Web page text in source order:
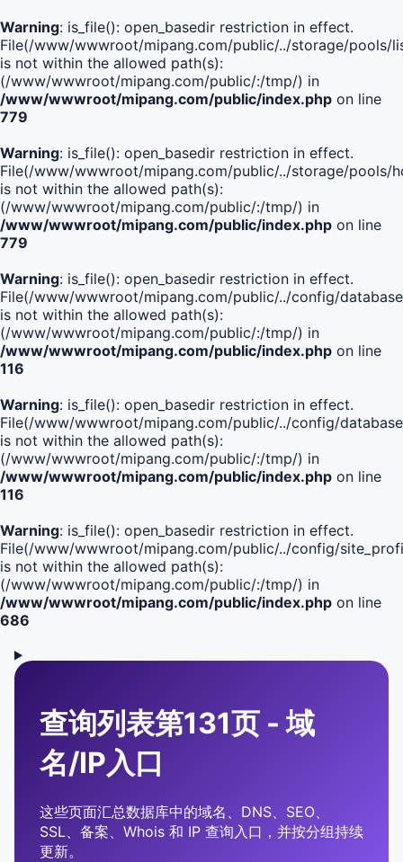
Warning: is_file(): open_basedir restriction in effect.
File(/www/wwwroot/mipang.com/public/../storage/pools/
is not within the allowed path(s):
(/www/wwwroot/mipang.com/public/:/tmp/) in
/www/wwwroot/mipang.com/public/index.php on line
779
Warning: is_file(): open_basedir restriction in effect.
File(/www/wwwroot/mipang.com/public/../storage/pools/
is not within the allowed path(s):
(/www/wwwroot/mipang.com/public/:/tmp/) in
/www/wwwroot/mipang.com/public/index.php on line
779
Warning: is_file(): open_basedir restriction in effect.
File(/www/wwwroot/mipang.com/public/../config/
is not within the allowed path(s):
(/www/wwwroot/mipang.com/public/:/tmp/) in
/www/wwwroot/mipang.com/public/index.php on line
116
Warning: is_file(): open_basedir restriction in effect.
File(/www/wwwroot/mipang.com/public/../config/
is not within the allowed path(s):
(/www/wwwroot/mipang.com/public/:/tmp/) in
/www/wwwroot/mipang.com/public/index.php on line
116
Warning: is_file(): open_basedir restriction in effect.
File(/www/wwwroot/mipang.com/public/../config/
is not within the allowed path(s):
(/www/wwwroot/mipang.com/public/:/tmp/) in
/www/wwwroot/mipang.com/public/index.php on line
686
查询列表第131页 - 域
名/IP入口
这些页面汇总数据库中的域名、DNS、SEO、
SSL、备案、Whois 和 IP 查询入口，并按分组持续
更新。